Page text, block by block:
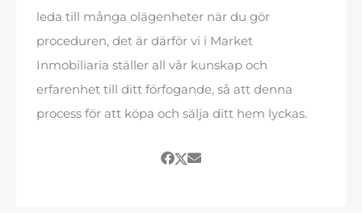
leda till många olägenheter när du gör
proceduren, det är därför vi i Market
Inmobiliaria ställer all vår kunskap och
erfarenhet till ditt förfogande, så att denna
process för att köpa och sälja ditt hem lyckas.